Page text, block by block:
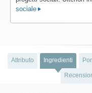
sociale
Attributo Ingredienti